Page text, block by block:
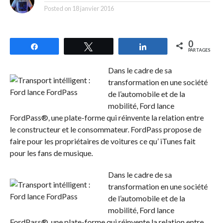
Posted on 18 janvier 2016
Partagez 0
PARTAGES
Dans le cadre de sa
transformation en une société
de l’automobile et de la
mobilité, Ford lance
FordPass®, une plate-forme qui réinvente la relation entre
le constructeur et le consommateur. FordPass propose de
faire pour les propriétaires de voitures ce qu’ iTunes fait
pour les fans de musique.
Dans le cadre de sa
transformation en une société
de l’automobile et de la
mobilité, Ford lance